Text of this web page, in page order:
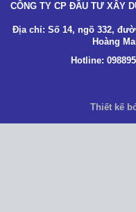
CÔNG TY CP ĐẦU TƯ XÂY
Địa chỉ: Số 14, ngõ 332,
Hoàng
Hotline:
Thiết kế